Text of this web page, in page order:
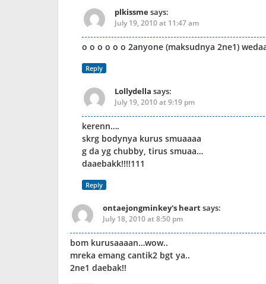
plkissmesays:
July 19, 2010 at 11:47 am
o o o o o o 2anyone (maksudnya 2ne1)
Reply
Lollydella says:
July 19, 2010 at 9:19 pm
kerenn….
skrg bodynya kurus smuaaaa
g da yg chubby, tirus smuaa…
daaebakk!!!!111
Reply
ontaejongminkey's heartsays:
July 18, 2010 at 8:50 pm
bom kurusaaaan…wow..
mreka emang cantik2 bgt ya..
2ne1 daebak!!